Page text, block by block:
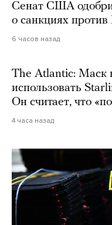
Сенат США
о санкциях против
6 часов назад
The Atlantic: Маск
использовать
Он считает, что
4 часа назад